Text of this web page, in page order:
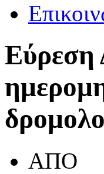
Εύρεση
ΑΠΟ